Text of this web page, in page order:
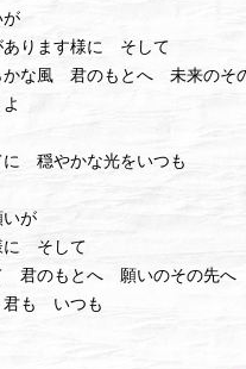
あります様に そして
な風 君のもとへ 未来のそ
に 穏やかな光をいつも
が
に そして
君のもとへ 願いのその先
も いつも